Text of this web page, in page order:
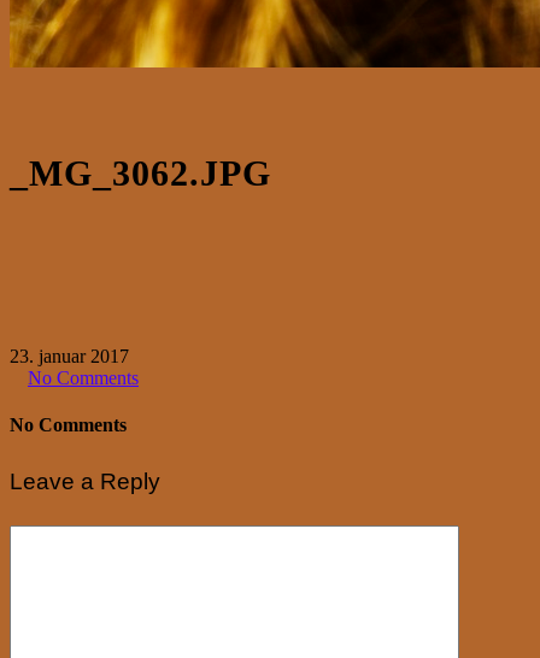
_MG_3062.JPG
23. januar 2017
No Comments
No Comments
Leave a Reply